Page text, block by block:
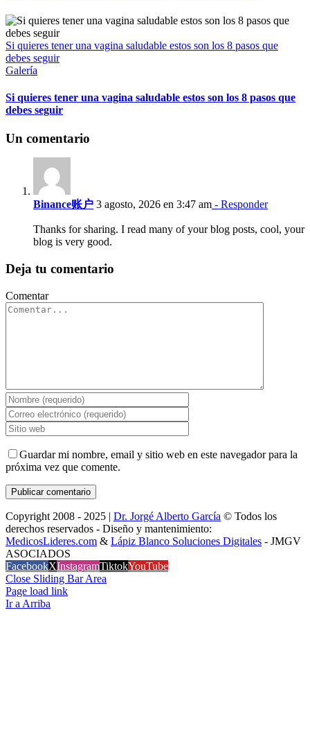
Si quieres tener una vagina saludable estos son los 8 pasos que
debes seguir
Galería
Si quieres tener una vagina saludable estos son los 8 pasos que
debes seguir
Un comentario
Binance账户 3 agosto, 2026 en 3:47 am - Responder
Thanks for sharing. I read many of your blog posts, cool, your
blog is very good.
Deja tu comentario
Comentar
Guardar mi nombre, email y sitio web en este navegador para la
próxima vez que comente.
Copyright 2008 - 2025 | Dr. Jorgé Alberto García © Todos los
derechos reservados - Diseño y mantenimiento:
MedicosLideres.com & Lápiz Blanco Soluciones Digitales - JMGV
ASOCIADOS
FacebookXInstagramTiktokYouTube
Close Sliding Bar Area
Page load link
Ir a Arriba